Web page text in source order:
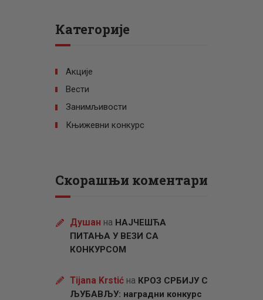
Категорије
Акције
Вести
Занимљивости
Књижевни конкурс
Скорашњи коментари
Душан на НАЈЧЕШЋА
ПИТАЊА У ВЕЗИ СА
КОНКУРСОМ
Tijana Krstićна КРОЗ СРБИЈУ С
ЉУБАВЉУ: наградни конкурс